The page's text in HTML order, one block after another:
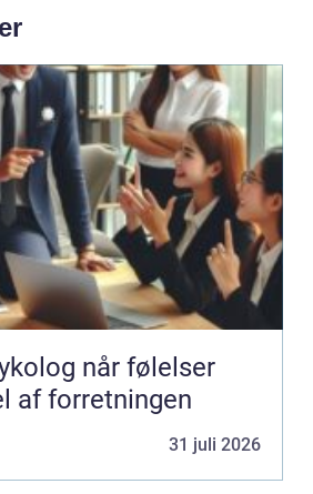
følelser
af forretningen
31 juli 2026